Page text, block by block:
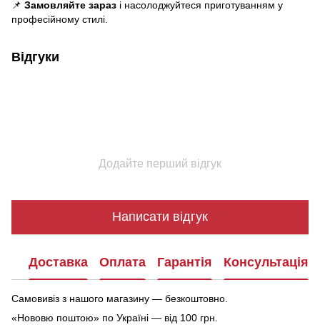
📌 Замовляйте зараз і насолоджуйтеся приготуванням у
професійному стилі.
Відгуки
Додайте перший відгук
Написати відгук
Доставка Оплата Гарантія Консультація
Самовивіз з нашого магазину — безкоштовно.
«Нововю поштою» по Україні — від 100 грн.